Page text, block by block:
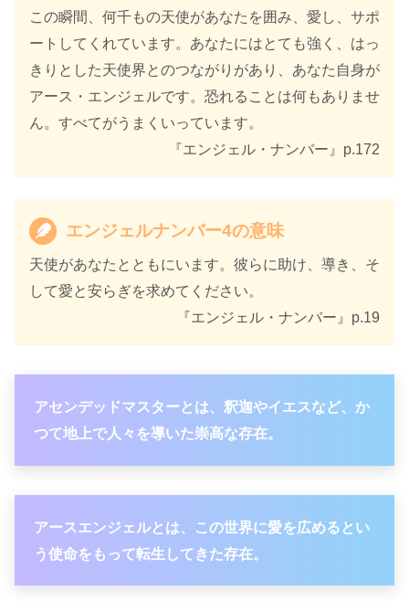
この瞬間、何千もの天使があなたを囲み、愛し、サポ
ートしてくれています。あなたにはとても強く、はっ
きりとした天使界とのつながりがあり、あなた自身が
アース・エンジェルです。恐れることは何もありませ
ん。すべてがうまくいっています。
『エンジェル・ナンバー』p.172
エンジェルナンバー4の意味
天使があなたとともにいます。彼らに助け、導き、そ
して愛と安らぎを求めてください。
『エンジェル・ナンバー』p.19
アセンデッドマスターとは、釈迦やイエスなど、か
つて地上で人々を導いた崇高な存在。
アースエンジェルとは、この世界に愛を広めるとい
う使命をもって転生してきた存在。